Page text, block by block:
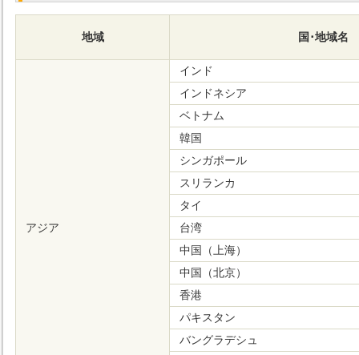
地域 国･地域名
アジア
インド
インドネシア
ベトナム
韓国
シンガポール
スリランカ
タイ
台湾
中国（上海）
中国（北京）
香港
パキスタン
バングラデシュ